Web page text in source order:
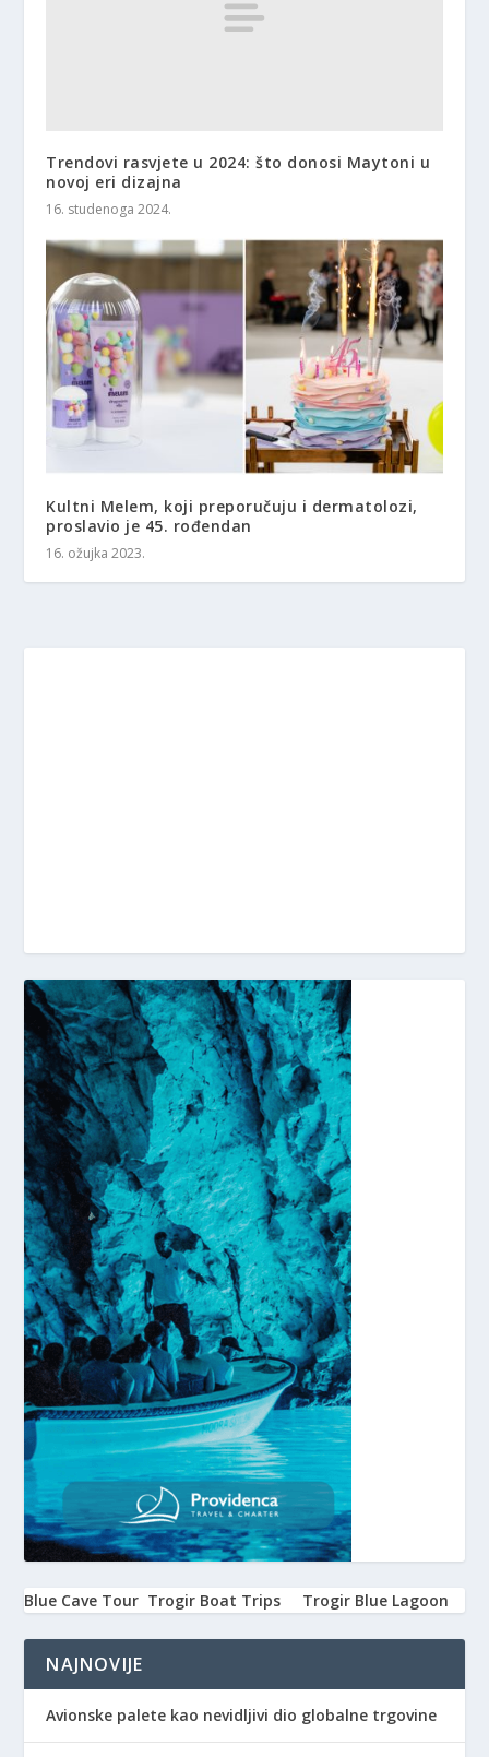
Trendovi rasvjete u 2024: što donosi Maytoni u
novoj eri dizajna
16. studenoga 2024.
Kultni Melem, koji preporučuju i dermatolozi,
proslavio je 45. rođendan
16. ožujka 2023.
Blue Cave Tour Trogir Boat Trips Trogir Blue Lagoon
NAJNOVIJE
Avionske palete kao nevidljivi dio globalne trgovine